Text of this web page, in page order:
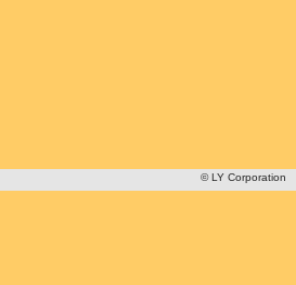
© LY Corporation